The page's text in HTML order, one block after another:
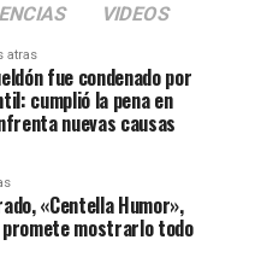
de agradecimiento a
que compartió lo
por el
VIDEOS
atras
fue condenado por
cumplió la pena en
nuevas causas
«Centella Humor»,
mostrarlo todo